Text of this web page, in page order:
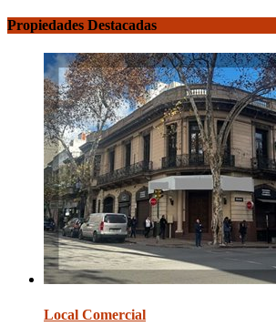
Propiedades Destacadas
Local Comercial